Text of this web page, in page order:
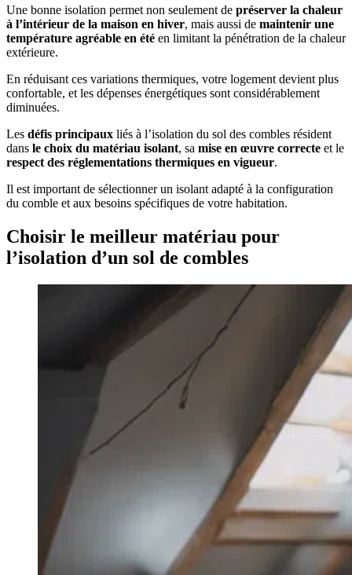
Une bonne isolation permet non seulement de préserver la chaleur
à l’intérieur de la maison en hiver, mais aussi de maintenir une
température agréable en été en limitant la pénétration de la chaleur
extérieure.
En réduisant ces variations thermiques, votre logement devient plus
confortable, et les dépenses énergétiques sont considérablement
diminuées.
Les défis principaux liés à l’isolation du sol des combles résident
dans le choix du matériau isolant, sa mise en œuvre correcte et le
respect des réglementations thermiques en vigueur.
Il est important de sélectionner un isolant adapté à la configuration
du comble et aux besoins spécifiques de votre habitation.
Choisir le meilleur matériau pour
l’isolation d’un sol de combles